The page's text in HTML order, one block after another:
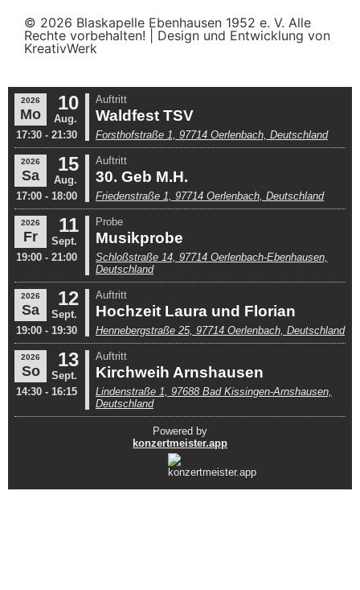
© 2026 Blaskapelle Ebenhausen 1952 e. V. Alle
Rechte vorbehalten! | Design und Entwicklung von
KreativWerk